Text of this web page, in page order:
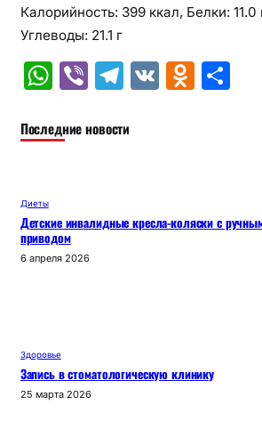
Калорийность: 399 ккал, Белки:
Углеводы: 21.1 г
W
at
p
p
Vi
er
T
e
m
V O
a
О
в
Последние новости
Диеты
Детские инвалидные кресла-коляски с
приводом
6 апреля 2026
Здоровье
Запись в стоматологическую клинику
25 марта 2026